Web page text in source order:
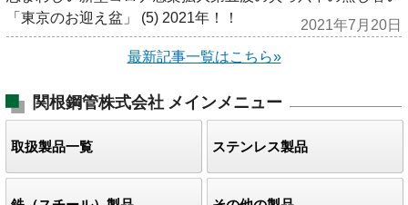
「東京のお迎え盆」 (5) 2021年！！
2021年7月20日
最新記事一覧はこちら»
関根鋼管株式会社 メインメニュー
取扱製品一覧 ステンレス製品